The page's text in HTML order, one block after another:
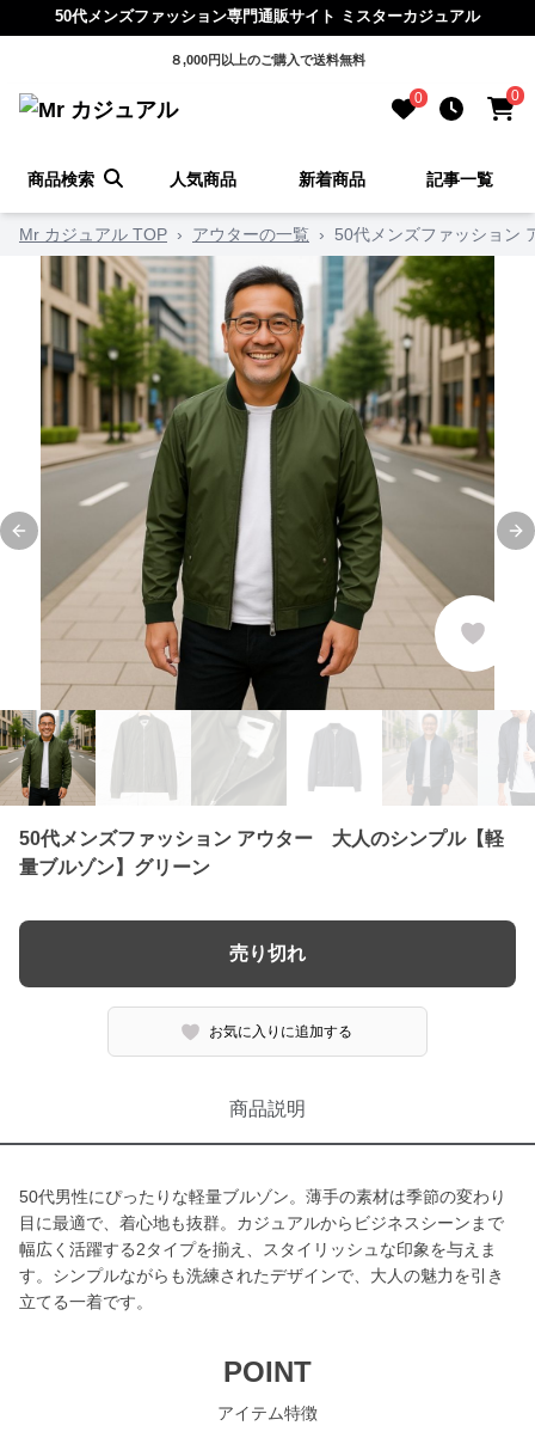
50代メンズファッション専門通販サイト ミスターカジュアル
８,000円以上のご購入で送料無料
0 0
商品検索 人気商品 新着商品 記事一覧
Mr カジュアル TOP › アウターの一覧 › 50代メンズファッション
Previous slide
50代メンズファッション アウター 大人のシンプル【軽
量ブルゾン】グリーン
売り切れ
お気に入りに追加する
商品説明
50代男性にぴったりな軽量ブルゾン。薄手の素材は季節の変わり
目に最適で、着心地も抜群。カジュアルからビジネスシーンまで
幅広く活躍する2タイプを揃え、スタイリッシュな印象を与えま
す。シンプルながらも洗練されたデザインで、大人の魅力を引き
立てる一着です。
POINT
アイテム特徴